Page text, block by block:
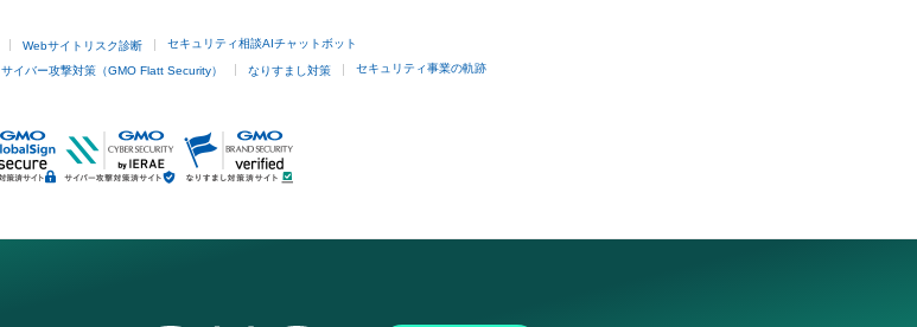
Webサイトリスク診断 セキュリティ相談AIチャットボット
サイバー攻撃対策（GMO Flatt Security） なりすまし対策 セキュリティ事業の軌跡